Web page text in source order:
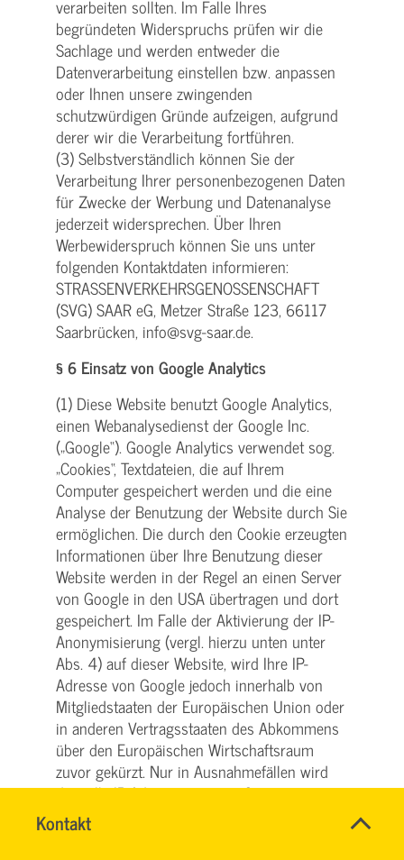
Kontakt
HASSNAE
Name*
verarbeiten sollten. Im Falle Ihres
begründeten Widerspruchs prüfen wir die
Sachlage und werden entweder die
Datenverarbeitung einstellen bzw. anpassen
oder Ihnen unsere zwingenden
schutzwürdigen Gründe aufzeigen, aufgrund
derer wir die Verarbeitung fortführen.
(3) Selbstverständlich können Sie der
Verarbeitung Ihrer personenbezogenen Daten
für Zwecke der Werbung und Datenanalyse
jederzeit widersprechen. Über Ihren
Werbewiderspruch können Sie uns unter
folgenden Kontaktdaten informieren:
STRASSENVERKEHRSGENOSSENSCHAFT
(SVG) SAAR eG, Metzer Straße 123, 66117
Saarbrücken, info@svg-saar.de.
§ 6 Einsatz von Google Analytics
(1) Diese Website benutzt Google Analytics,
einen Webanalysedienst der Google Inc.
(„Google“). Google Analytics verwendet sog.
„Cookies“, Textdateien, die auf Ihrem
Computer gespeichert werden und die eine
Analyse der Benutzung der Website durch Sie
ermöglichen. Die durch den Cookie erzeugten
Informationen über Ihre Benutzung dieser
Website werden in der Regel an einen Server
von Google in den USA übertragen und dort
gespeichert. Im Falle der Aktivierung der IP-
Anonymisierung (vergl. hierzu unten unter
Abs. 4) auf dieser Website, wird Ihre IP-
Adresse von Google jedoch innerhalb von
Mitgliedstaaten der Europäischen Union oder
in anderen Vertragsstaaten des Abkommens
über den Europäischen Wirtschaftsraum
zuvor gekürzt. Nur in Ausnahmefällen wird
die volle IP-Adresse an einen Server von
Google in den USA übertragen und dort
gekürzt. Im Auftrag des Betreibers dieser